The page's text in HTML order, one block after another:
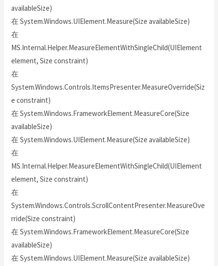
availableSize)
在 System.Windows.UIElement.Measure(Size availableSize)
在
MS.Internal.Helper.MeasureElementWithSingleChild(UIElement
element, Size constraint)
在
System.Windows.Controls.ItemsPresenter.MeasureOverride(Siz
e constraint)
在 System.Windows.FrameworkElement.MeasureCore(Size
availableSize)
在 System.Windows.UIElement.Measure(Size availableSize)
在
MS.Internal.Helper.MeasureElementWithSingleChild(UIElement
element, Size constraint)
在
System.Windows.Controls.ScrollContentPresenter.MeasureOve
rride(Size constraint)
在 System.Windows.FrameworkElement.MeasureCore(Size
availableSize)
在 System.Windows.UIElement.Measure(Size availableSize)